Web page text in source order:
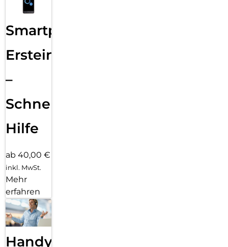
Smartphone
Ersteinrichtung
–
Schnelle
Hilfe
ab 40,00 €
inkl. MwSt.
Mehr
erfahren
Handy